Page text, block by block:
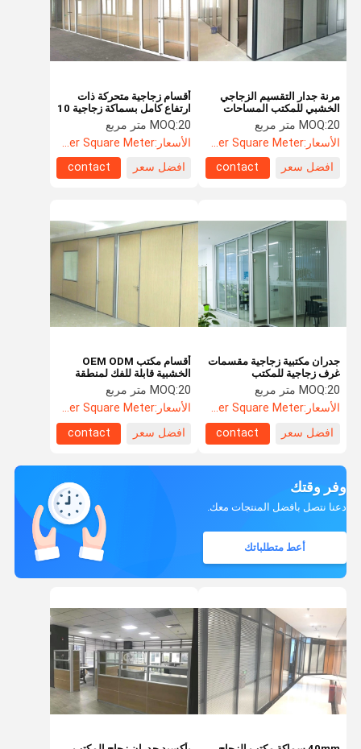
أقسام زجاجية متحركة ذات
ارتفاع كامل بسماكة زجاجية 10
ممMOQ:20 متر مربع
الأسعار:US$52.60 Per Square Meter
افضل سعر
contact
مرنة جدار التقسيم الزجاجي
الخشبي للمكتب المساحات
الخاصة المعيارية
MOQ:20 متر مربع
الأسعار:US$52.60 Per Square Meter
افضل سعر
contact
أقسام مكتب OEM ODM
الخشبية قابلة للفك لمنطقة
العمل العامة
MOQ:20 متر مربع
الأسعار:US$52.60 Per Square Meter
افضل سعر
contact
جدران مكتبية زجاجية مقسمات
غرف زجاجية للمكتب
MOQ:20 متر مربع
الأسعار:US$52.60 Per Square Meter
افضل سعر
contact
وفر وقتك
دعنا نتصل بأفضل المنتجات معك.
أعط متطلباتك